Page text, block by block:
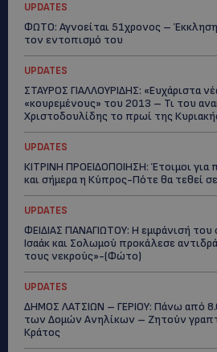
UPDATES
ΦΩΤΟ: Αγνοείται 51χρονος –
τον εντοπισμό του
UPDATES
ΣΤΑΥΡΟΣ ΓΙΑΛΛΟΥΡΙΔΗΣ: «Ευχάριστα
«κουρεμένους» του 2013 – Τι του
Χριστοδουλίδης το πρωί της
UPDATES
ΚΙΤΡΙΝΗ ΠΡΟΕΙΔΟΠΟΙΗΣΗ: Έτοιμοι για
και σήμερα η Κύπρος-Πότε θα τεθεί
UPDATES
ΦΕΙΔΙΑΣ ΠΑΝΑΓΙΩΤΟΥ: Η εμφάνισή
Ισαάκ και Σολωμού προκάλεσε
τους νεκρούς»-(Φώτο)
UPDATES
ΔΗΜΟΣ ΛΑΤΣΙΩΝ – ΓΕΡΙΟΥ: Πάνω από
των Δομών Ανηλίκων – Ζητούν
Κράτος